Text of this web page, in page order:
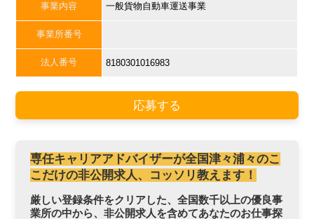
事業内容 一般貨物自動車運送事業
事業所番号
法人番号 8180301016983
応募する
専任キャリアアドバイザーが全国津々浦々のこ
こだけの非公開求人、コッソリ教えます！
厳しい登録条件をクリアした、全国数千以上の優良事
業所の中から、非公開求人を含めてあなたのお仕事探